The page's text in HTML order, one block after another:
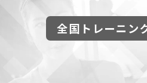
全国トレーニン